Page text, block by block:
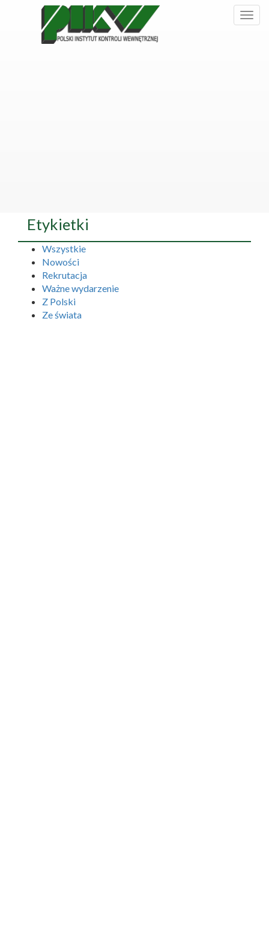
Etykietki
Wszystkie
Nowości
Rekrutacja
Ważne wydarzenie
Z Polski
Ze świata